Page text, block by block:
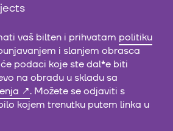
vaš bilten i prihvatam politiku
i slanjem obrasca
podaci koje ste dal*e biti
na obradu u skladu sa
. Možete se odjaviti s
kojem trenutku putem linka u